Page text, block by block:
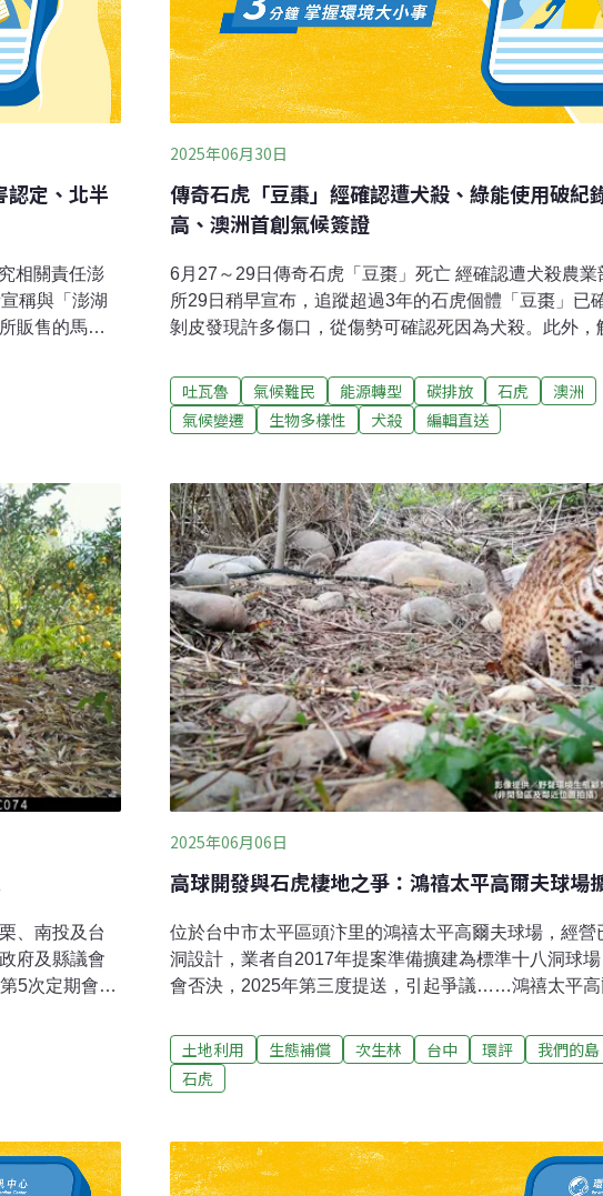
認定、北半
相關責任澎
稱與「澎湖
販售的馬糞
時報報導）
氣流影響，
降雨量突破
嚴重，台南
助農民爭取
2025年06月30日
傳奇石虎「豆棗」經確認遭犬殺、綠能使用破紀
高、澳洲首創氣候簽證
6月27～29日傳奇石虎「豆棗」死亡 經確認遭犬殺農業
所29日稍早宣布，追蹤超過3年的石虎個體「豆棗」已
剝皮發現許多傷口，從傷勢可確認死因為犬殺。此外，
最後一次再捕捉豆棗換發報器時，獸醫進行X光檢查就
時不確定是何物。生多所再次沉痛強調，遊蕩犬貓不只
動物的殺手，非法狩獵與棲地破碎，也讓一切保育努力
流經台南市中西區的福安坑溪，目前只有在建興國中可
以校園內的露明段作為古河道重現的示範點，並已完成
計；目前入口僅校門口，未來將再增加浸信會處的入口
萬，近日送水利署審定。環團建議，緊鄰的司法博物館
道，因對面就是
吐瓦魯 氣候難民 能源轉型 碳排放 石虎
澳洲
氣候變遷
生物多樣性 犬殺 編輯直送
、南投及台
府及縣議會
5次定期會
縣議員楊子
縣政府將有
、保育教育
2025年06月06日
高球開發與石虎棲地之爭：鴻禧太平高爾夫球場
位於台中市太平區頭汴里的鴻禧太平高爾夫球場，經營
洞設計，業者自2017年提案準備擴建為標準十八洞球
會否決，2025年第三度提送，引起爭議……鴻禧太平高
豐富」、「石虎重要棲地」以及「開發可能造成淺山生
損」、「對保育類野生動物的生存棲地，造成不可回復
開發單位重提替代方案，在專案小組初審會議中，被認
評專案小組進行初審。環保團體質疑，這起案件已經數
基地位置都沒改變，新方案的內容，牴觸當初「環評否
土地利用 生態補償 次生林 台中 環評
我們的島
石虎